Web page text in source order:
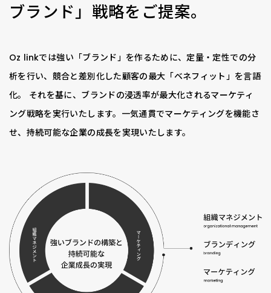
ブランド」戦略をご提案。
Oz linkでは強い「ブランド」を作るために、定量・定性での分
析を行い、競合と差別化した顧客の最大「ベネフィット」を言語
化。 それを基に、ブランドの浸透率が最大化されるマーケティ
ング戦略を実行いたします。一気通貫でマーケティングを機能さ
せ、持続可能な企業の成長を実現いたします。